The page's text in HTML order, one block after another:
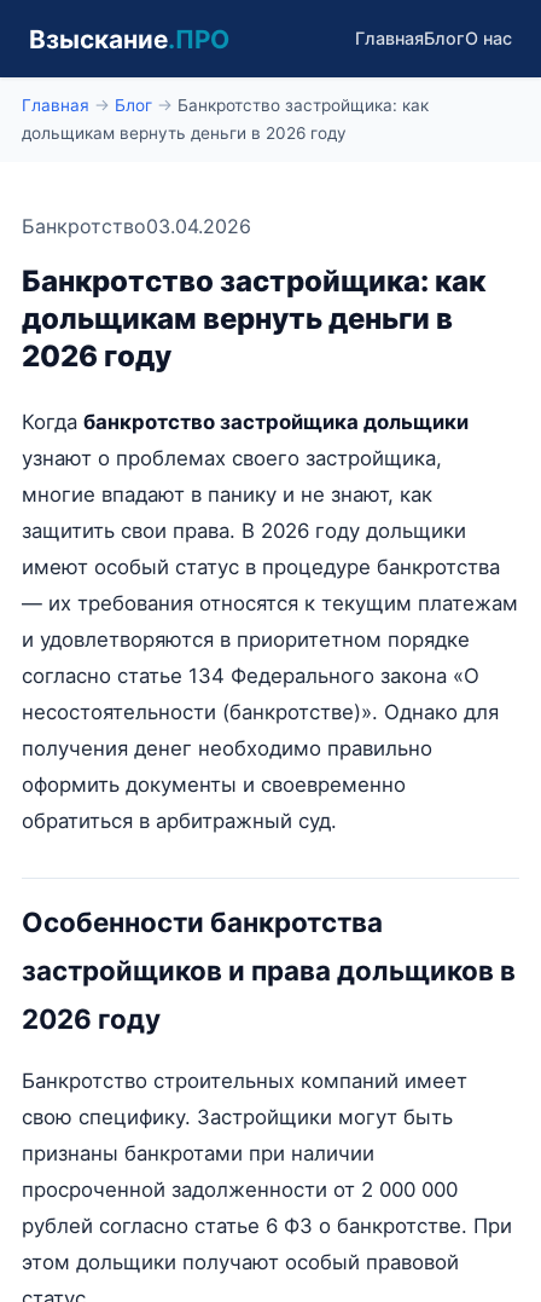
Взыскание.ПРО ГлавнаяБлогО нас
Главная → Блог→ Банкротство застройщика: как
дольщикам вернуть деньги в 2026 году
Банкротство03.04.2026
Банкротство застройщика: как
дольщикам вернуть деньги в
2026 году
Когда банкротство застройщика дольщики
узнают о проблемах своего застройщика,
многие впадают в панику и не знают, как
защитить свои права. В 2026 году дольщики
имеют особый статус в процедуре банкротства
— их требования относятся к текущим платежам
и удовлетворяются в приоритетном порядке
согласно статье 134 Федерального закона «О
несостоятельности (банкротстве)». Однако для
получения денег необходимо правильно
оформить документы и своевременно
обратиться в арбитражный суд.
Особенности банкротства
застройщиков и права дольщиков в
2026 году
Банкротство строительных компаний имеет
свою специфику. Застройщики могут быть
признаны банкротами при наличии
просроченной задолженности от 2 000 000
рублей согласно статье 6 ФЗ о банкротстве. При
этом дольщики получают особый правовой